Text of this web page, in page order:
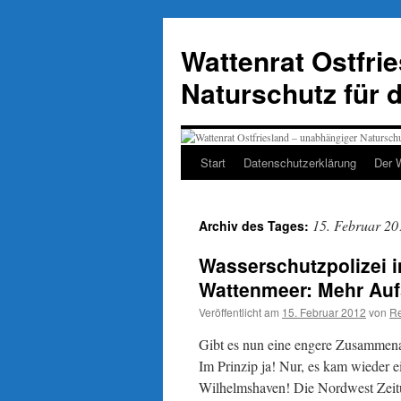
springen
Wattenrat
Naturschutz für
Start Datenschutzerklärung Der
Archiv des Tages: 15. Februar
Wasserschutzpolizei
Wattenmeer: Mehr
Veröffentlicht am 15. Februar 2012 von
Gibt es nun eine engere
Im Prinzip ja! Nur, es kam wieder
Wilhelmshaven! Die Nordwest